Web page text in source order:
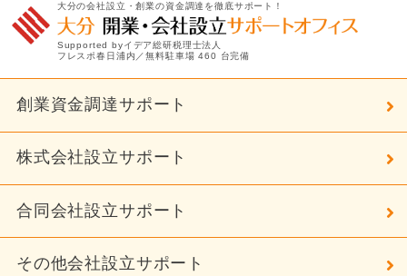
大分の会社設立・創業の資金調達を徹底サポート！
Supported byイデア総研税理士法人
フレスポ春日浦内／無料駐車場 460 台完備
創業資金調達サポート
株式会社設立サポート
合同会社設立サポート
その他会社設立サポート